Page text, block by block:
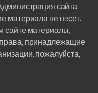
сайта
материала не несет.
материалы,
принадлежащие
пожалуйста,